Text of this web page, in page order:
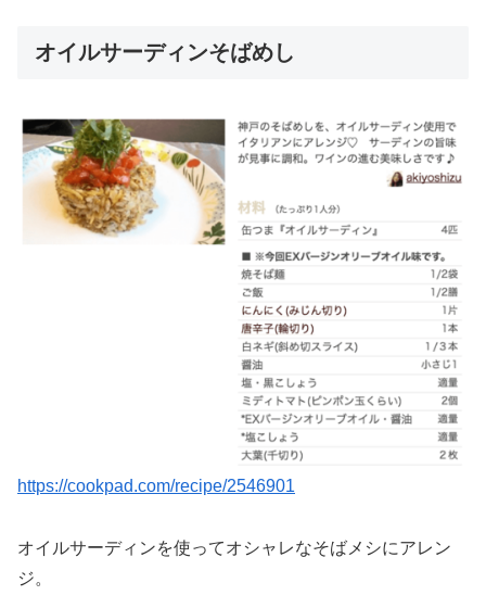
オイルサーディンそばめし
https://cookpad.com/recipe/2546901
オイルサーディンを使ってオシャレなそばメシにアレン
ジ。